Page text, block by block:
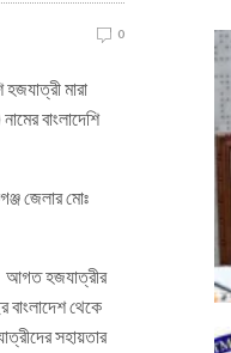
0
মারা
বাংলাদেশি
জেলার মোঃ
আগত হজযাত্রীর
থেকে
সহায়তার